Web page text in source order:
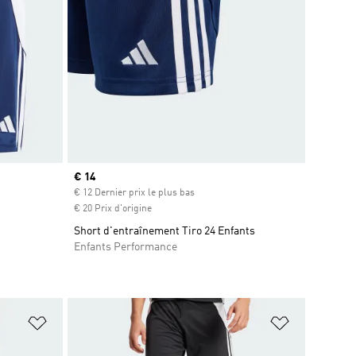
Prix actuel
€ 14
€ 12 Dernier prix le plus bas
€ 20 Prix d'origine
Short d'entraînement Tiro 24 Enfants
Enfants Performance
Ajouter à la Liste de produits favoris